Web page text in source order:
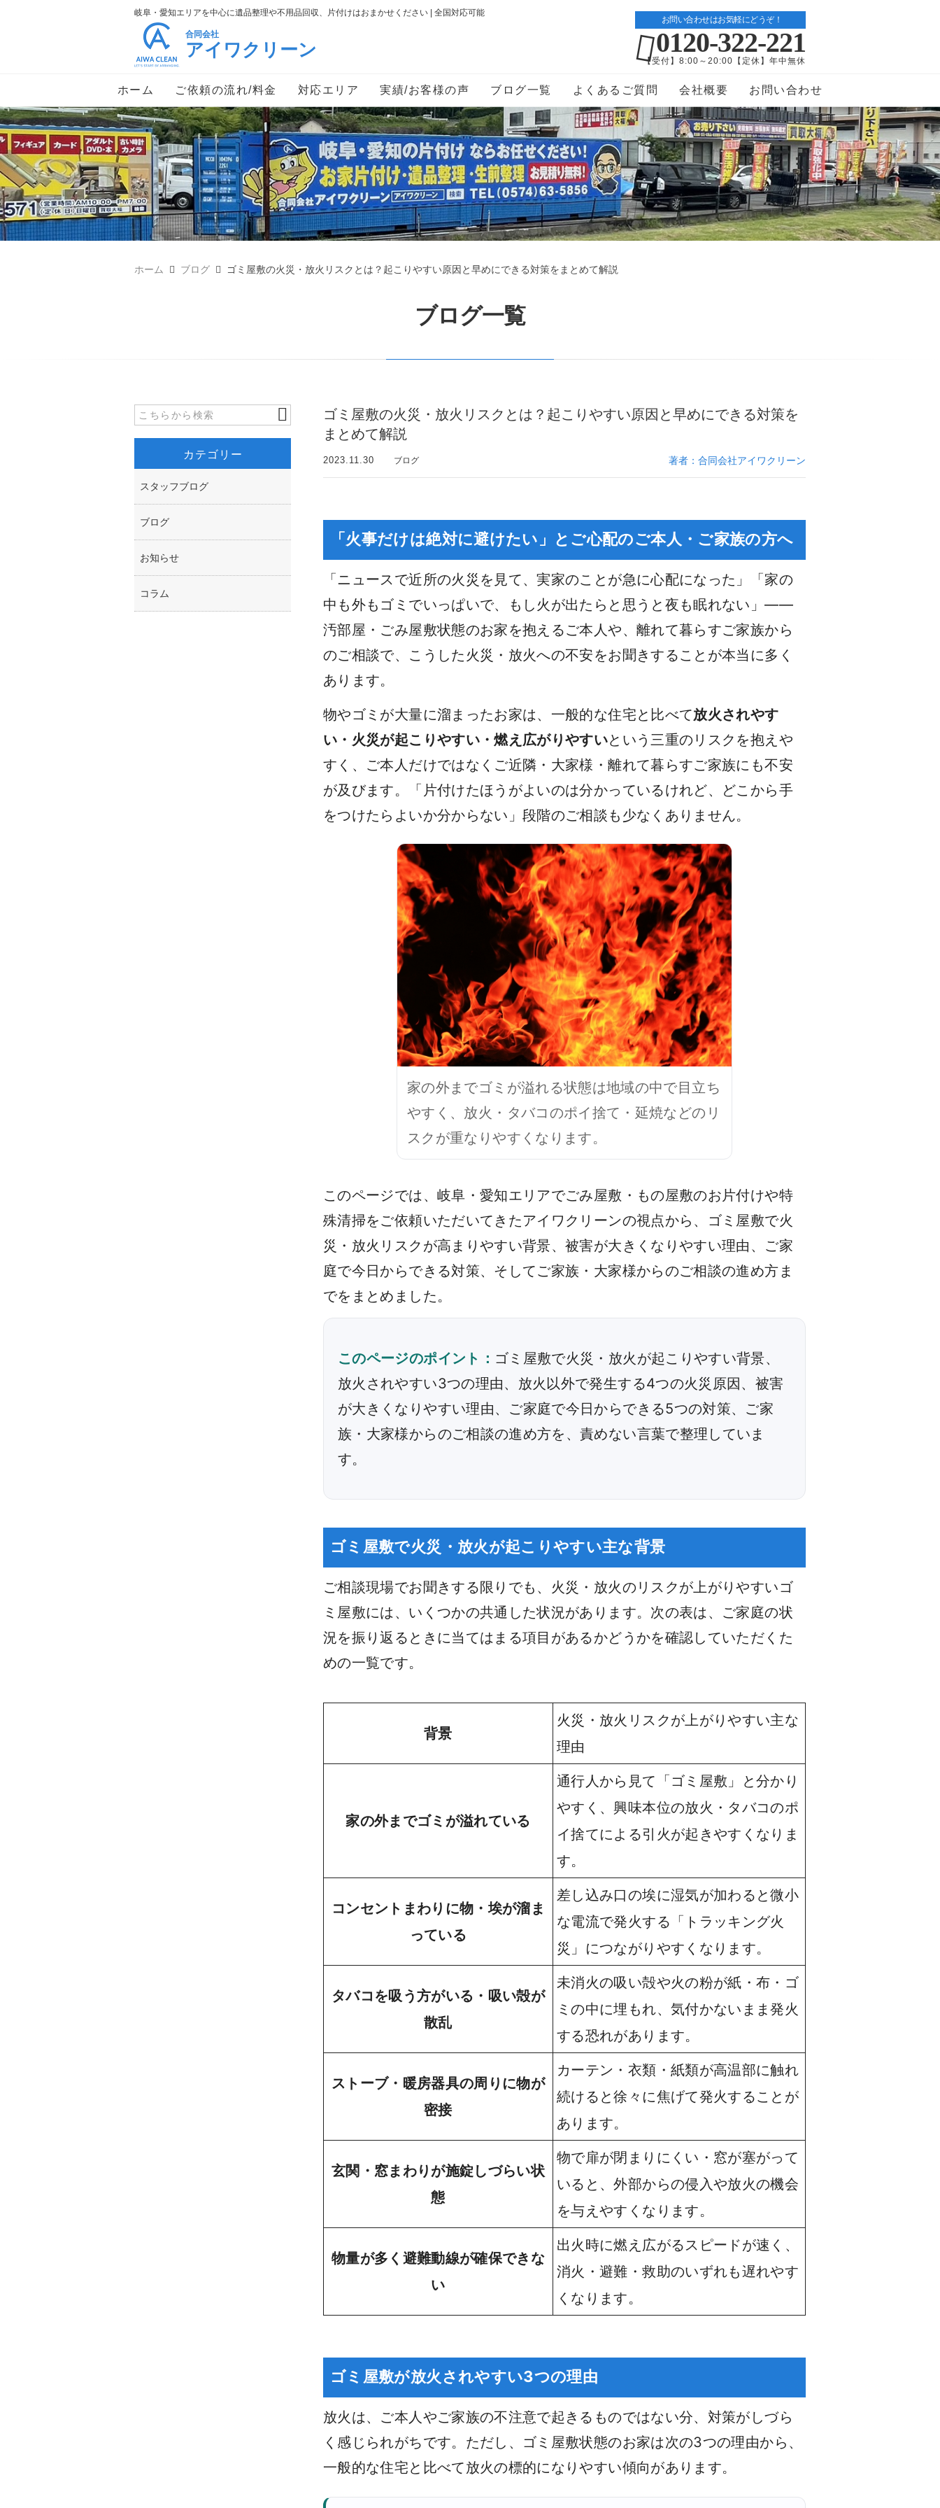
岐阜・愛知エリアを中心に遺品整理や不用品回収、片付けはおまかせください | 全国対応可能
合同会社
アイワクリーン
お問い合わせはお気軽にどうぞ！
0120-322-221
【受付】8:00～20:00【定休】年中無休
ホーム ご依頼の流れ/料金 対応エリア 実績/お客様の声 ブログ一覧 よくあるご質問 会社概要 お問い合わせ
ホーム ブログ ゴミ屋敷の火災・放火リスクとは？起こりやすい原因と早めにできる対策をまとめて解説
ブログ一覧
ゴミ屋敷の火災・放火リスクとは？起こりやすい原因と早めにできる対策を
まとめて解説
2023.11.30 ブログ 著者：合同会社アイワクリーン
「火事だけは絶対に避けたい」とご心配のご本人・ご家族の方へ
「ニュースで近所の火災を見て、実家のことが急に心配になった」「家の
中も外もゴミでいっぱいで、もし火が出たらと思うと夜も眠れない」——
汚部屋・ごみ屋敷状態のお家を抱えるご本人や、離れて暮らすご家族から
のご相談で、こうした火災・放火への不安をお聞きすることが本当に多く
あります。
物やゴミが大量に溜まったお家は、一般的な住宅と比べて放火されやす
い・火災が起こりやすい・燃え広がりやすいという三重のリスクを抱えや
すく、ご本人だけではなくご近隣・大家様・離れて暮らすご家族にも不安
が及びます。「片付けたほうがよいのは分かっているけれど、どこから手
をつけたらよいか分からない」段階のご相談も少なくありません。
家の外までゴミが溢れる状態は地域の中で目立ち
やすく、放火・タバコのポイ捨て・延焼などのリ
スクが重なりやすくなります。
このページでは、岐阜・愛知エリアでごみ屋敷・もの屋敷のお片付けや特
殊清掃をご依頼いただいてきたアイワクリーンの視点から、ゴミ屋敷で火
災・放火リスクが高まりやすい背景、被害が大きくなりやすい理由、ご家
庭で今日からできる対策、そしてご家族・大家様からのご相談の進め方ま
でをまとめました。
このページのポイント： ゴミ屋敷で火災・放火が起こりやすい背景、
放火されやすい3つの理由、放火以外で発生する4つの火災原因、被害
が大きくなりやすい理由、ご家庭で今日からできる5つの対策、ご家
族・大家様からのご相談の進め方を、責めない言葉で整理していま
す。
ゴミ屋敷で火災・放火が起こりやすい主な背景
ご相談現場でお聞きする限りでも、火災・放火のリスクが上がりやすいゴ
ミ屋敷には、いくつかの共通した状況があります。次の表は、ご家庭の状
況を振り返るときに当てはまる項目があるかどうかを確認していただくた
めの一覧です。
背景
火災・放火リスクが上がりやすい主な
理由
家の外までゴミが溢れている
通行人から見て「ゴミ屋敷」と分かり
やすく、興味本位の放火・タバコのポ
イ捨てによる引火が起きやすくなりま
す。
コンセントまわりに物・埃が溜ま
っている
差し込み口の埃に湿気が加わると微小
な電流で発火する「トラッキング火
災」につながりやすくなります。
タバコを吸う方がいる・吸い殻が
散乱
未消火の吸い殻や火の粉が紙・布・ゴ
ミの中に埋もれ、気付かないまま発火
する恐れがあります。
ストーブ・暖房器具の周りに物が
密接
カーテン・衣類・紙類が高温部に触れ
続けると徐々に焦げて発火することが
あります。
玄関・窓まわりが施錠しづらい状
態
物で扉が閉まりにくい・窓が塞がって
いると、外部からの侵入や放火の機会
を与えやすくなります。
物量が多く避難動線が確保できな
い
出火時に燃え広がるスピードが速く、
消火・避難・救助のいずれも遅れやす
くなります。
ゴミ屋敷が放火されやすい3つの理由
放火は、ご本人やご家族の不注意で起きるものではない分、対策がしづら
く感じられがちです。ただし、ゴミ屋敷状態のお家は次の3つの理由から、
一般的な住宅と比べて放火の標的になりやすい傾向があります。
カテゴリー
スタッフブログ
ブログ
お知らせ
コラム